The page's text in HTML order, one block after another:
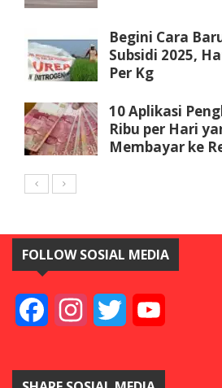
Begini Cara
Subsidi 2025,
Per Kg
10 Aplikasi
Ribu per Hari
Membayar ke
FOLLOW SOSIAL MEDIA
FacebookInstagramTwitter